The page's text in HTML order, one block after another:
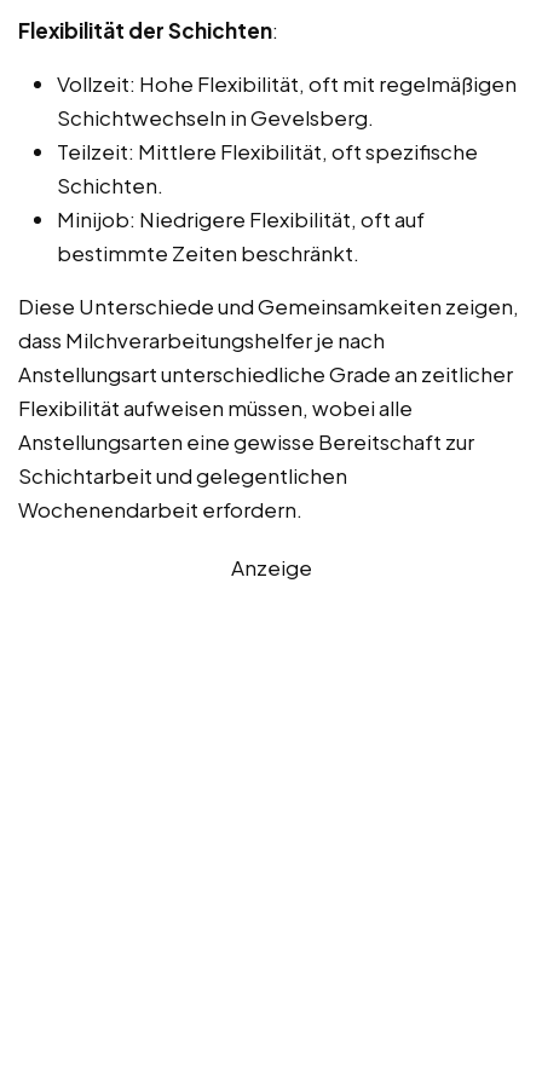
Flexibilität der Schichten:
Vollzeit: Hohe Flexibilität, oft mit regelmäßigen
Schichtwechseln in Gevelsberg.
Teilzeit: Mittlere Flexibilität, oft spezifische
Schichten.
Minijob: Niedrigere Flexibilität, oft auf
bestimmte Zeiten beschränkt.
Diese Unterschiede und Gemeinsamkeiten zeigen,
dass Milchverarbeitungshelfer je nach
Anstellungsart unterschiedliche Grade an zeitlicher
Flexibilität aufweisen müssen, wobei alle
Anstellungsarten eine gewisse Bereitschaft zur
Schichtarbeit und gelegentlichen
Wochenendarbeit erfordern.
Anzeige